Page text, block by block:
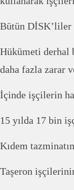
Bütün DİSK’liler
Hükümeti derhal
daha fazla zarar
İçinde işçilerin
15 yılda 17 bin
Kıdem
Taşeron